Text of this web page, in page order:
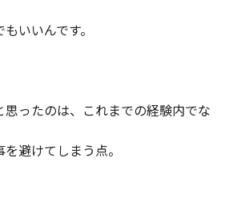
いいんです。
ったのは、これまでの経験内でな
避けてしまう点。